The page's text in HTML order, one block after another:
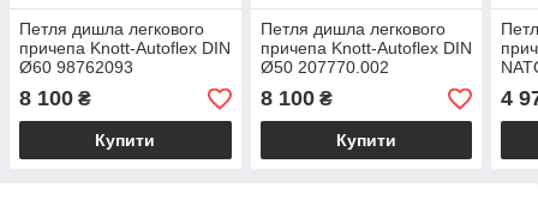
Петля дишла легкового
причепа Knott-Autoflex DIN
Ø60 98762093
8 100 ₴
Купити
Петля дишла легкового
причепа Knott-Autoflex DIN
Ø50 207770.002
8 100₴
Купити
4